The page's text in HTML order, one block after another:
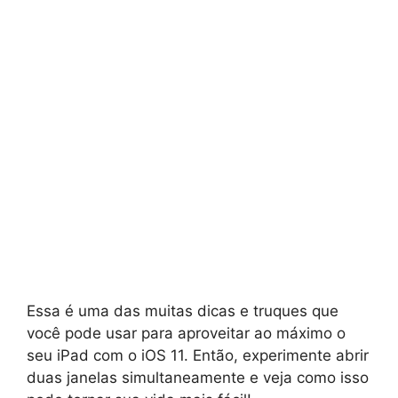
Essa é uma das muitas dicas e truques que
você pode usar para aproveitar ao máximo o
seu iPad com o iOS 11. Então, experimente abrir
duas janelas simultaneamente e veja como isso